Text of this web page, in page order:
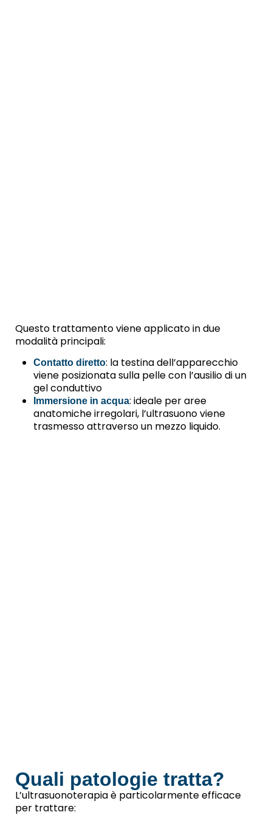
Questo trattamento viene applicato in due
modalità principali:
Contatto diretto: la testina dell’apparecchio
viene posizionata sulla pelle con l’ausilio di un
gel conduttivo
Immersione in acqua: ideale per aree
anatomiche irregolari, l’ultrasuono viene
trasmesso attraverso un mezzo liquido.
Quali patologie tratta?
L’ultrasuonoterapia è particolarmente efficace
per trattare: